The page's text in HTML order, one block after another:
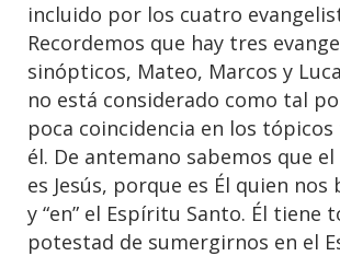
incluido por los cuatro
Recordemos que hay tres
sinópticos, Mateo, Marcos y
no está considerado como tal
poca coincidencia en los
él. De antemano sabemos que
es Jesús, porque es Él quien nos
y “en” el Espíritu Santo. Él tiene
potestad de sumergirnos en el